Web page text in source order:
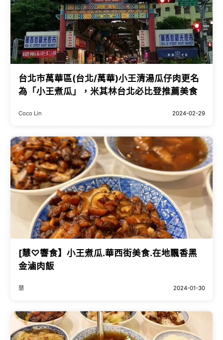
台北市萬華區(台北/萬華)小王清湯瓜仔肉更名
為「小王煮瓜」，米其林台北必比登推薦美食
Coco Lin 2024-02-29
[慧♡響食】小王煮瓜.華西街美食.在地飄香黑
金滷肉飯
慧 2024-01-30